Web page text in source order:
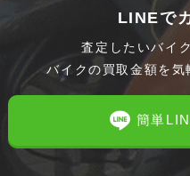
LINEで
査定したいバイ
バイクの買取金額を気
簡単